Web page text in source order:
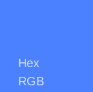
Hex
RGB